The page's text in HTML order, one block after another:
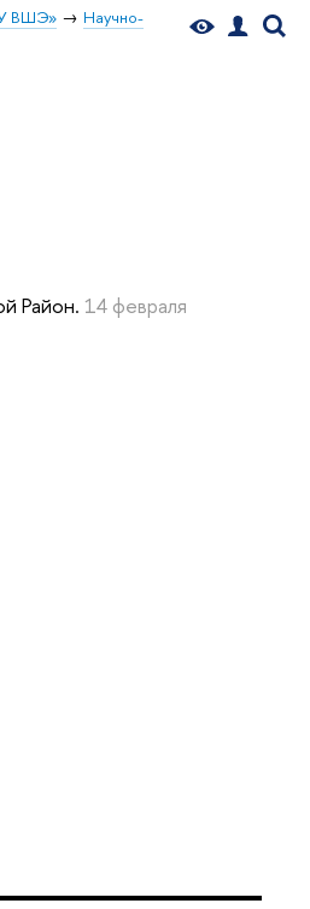
ВШЭ»
Научно-
Район. 14 февраля